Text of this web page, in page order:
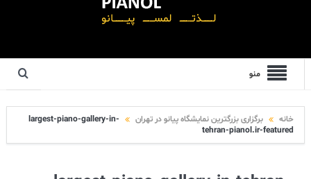
منو
خانه برگزاری بزرگترین نمایشگاه پیانو در تهران
largest-piano-gallery-in-
tehran-pianol.ir-featured